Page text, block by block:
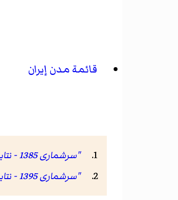
قائمة مدن إيران
"سرشماری 1385 - نتایج سرشماری 85"
"سرشماری 1395 - نتایج سرشماری 95"